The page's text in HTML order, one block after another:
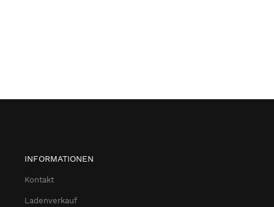
INFORMATIONEN
Kontakt
Ladenverkauf